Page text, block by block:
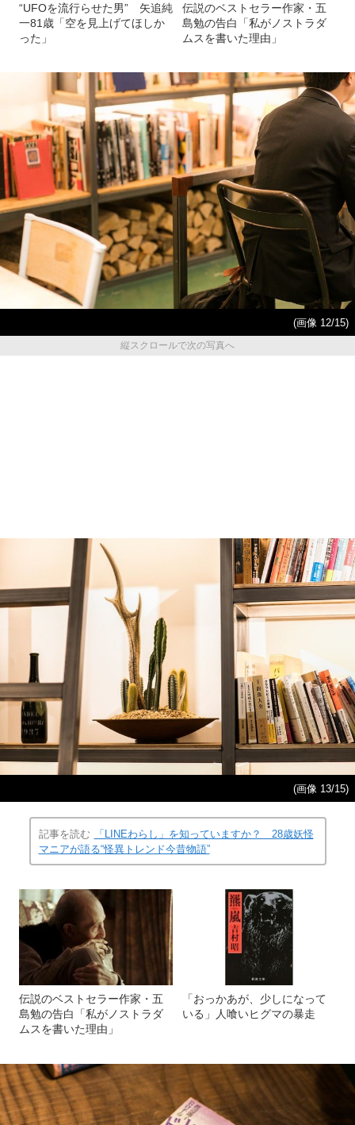
“UFOを流行らせた男” 矢追純
一81歳「空を見上げてほしか
った」
伝説のベストセラー作家・五
島勉の告白「私がノストラダ
ムスを書いた理由」
(画像 12/15)
縦スクロールで次の写真へ
(画像 13/15)
記事を読む
「LINEわらし」を知っていますか？ 28歳妖怪
マニアが語る“怪異トレンド今昔物語”
伝説のベストセラー作家・五
島勉の告白「私がノストラダ
ムスを書いた理由」
「おっかあが、少しになって
いる」人喰いヒグマの暴走